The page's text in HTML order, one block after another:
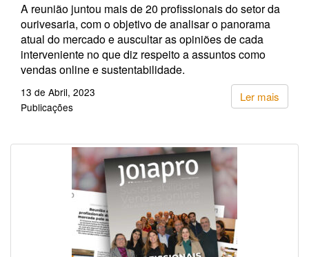
A reunião juntou mais de 20 profissionais do setor da
ourivesaria, com o objetivo de analisar o panorama
atual do mercado e auscultar as opiniões de cada
interveniente no que diz respeito a assuntos como
vendas online e sustentabilidade.
Ler mais
13 de Abril, 2023
Publicações